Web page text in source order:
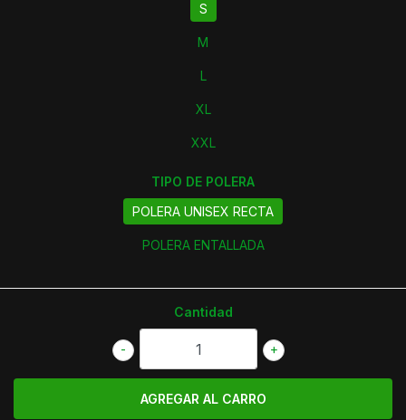
S
M
L
XL
XXL
TIPO DE POLERA
POLERA UNISEX RECTA
POLERA ENTALLADA
Cantidad
+
-